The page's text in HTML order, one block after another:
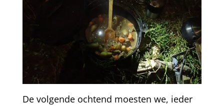
De volgende ochtend moesten we, ieder